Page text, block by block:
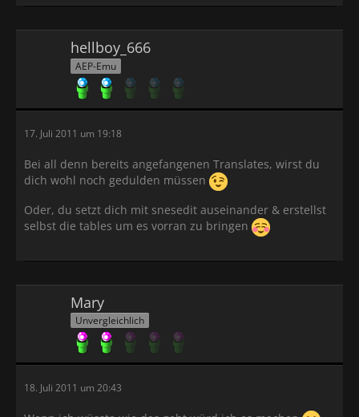
hellboy_666
AEP-Emu
17. Juli 2011 um 19:18
Bei all denn bereits angefangenen Translates, wirst du
dich wohl noch gedulden müssen
Oder, du setzt dich mit snesedit auseinander & erstellst
selbst die tables um es vorran zu bringen
Mary
Unvergleichlich
18. Juli 2011 um 20:43